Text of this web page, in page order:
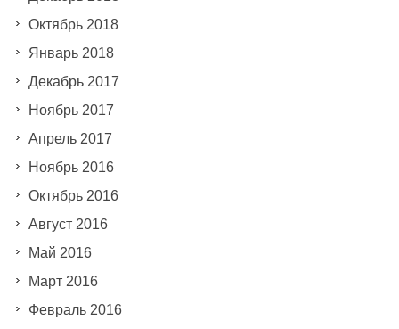
Октябрь 2018
Январь 2018
Декабрь 2017
Ноябрь 2017
Апрель 2017
Ноябрь 2016
Октябрь 2016
Август 2016
Май 2016
Март 2016
Февраль 2016